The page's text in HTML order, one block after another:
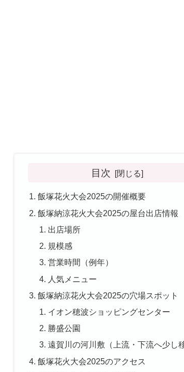
目次
飯塚花火大会2025の開催概要
飯塚納涼花火大会2025の屋台出店情報
出店場所
規模感
営業時間（例年）
人気メニュー
飯塚納涼花火大会2025の穴場スポット
イオン穂波ショッピングセンター
勝盛公園
遠賀川の河川敷（上流・下流へ少し
飯塚花火大会2025のアクセス